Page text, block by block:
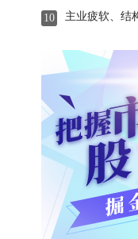
10 主业疲软、结